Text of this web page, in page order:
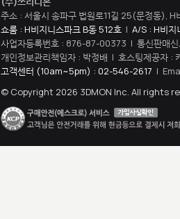
주소 : 서울시 송파구 법원로11길 25(문정동),
쇼룸 : H비지니스파크 B동 512호 | A/S : H비지
사업자등록번호 : 876-87-00373 | 통신판매
개인정보관리책임자 : 박정배 | 호스팅제공자 :
고객센터 (10am~5pm) : 02-546-2617 |
© Copyright 2026 3DMON Inc. All rights